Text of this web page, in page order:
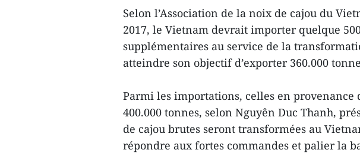
Selon l’Association de la noix de cajou du
2017, le Vietnam devrait importer quelque
supplémentaires au service de la
atteindre son objectif d’exporter 360.000
Parmi les importations, celles en provenance
400.000 tonnes, selon Nguyên Duc Thanh,
de cajou brutes seront transformées au
répondre aux fortes commandes et palier la